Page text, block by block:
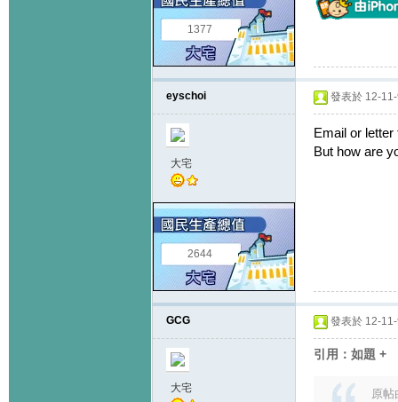
1377
eyschoi
大宅
2644
發表於 12-
Email or
But how are
GCG
大宅
發表於 12-
引用：如題 +
原